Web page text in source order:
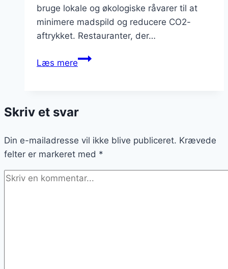
bruge lokale og økologiske råvarer til at
minimere madspild og reducere CO2-
aftrykket. Restauranter, der…
Læs mereBæredygtige
en
Etikkens
betydning
Skriv et svar
Din e-mailadresse vil ikke blive publiceret. Krævede
felter er markeret med *